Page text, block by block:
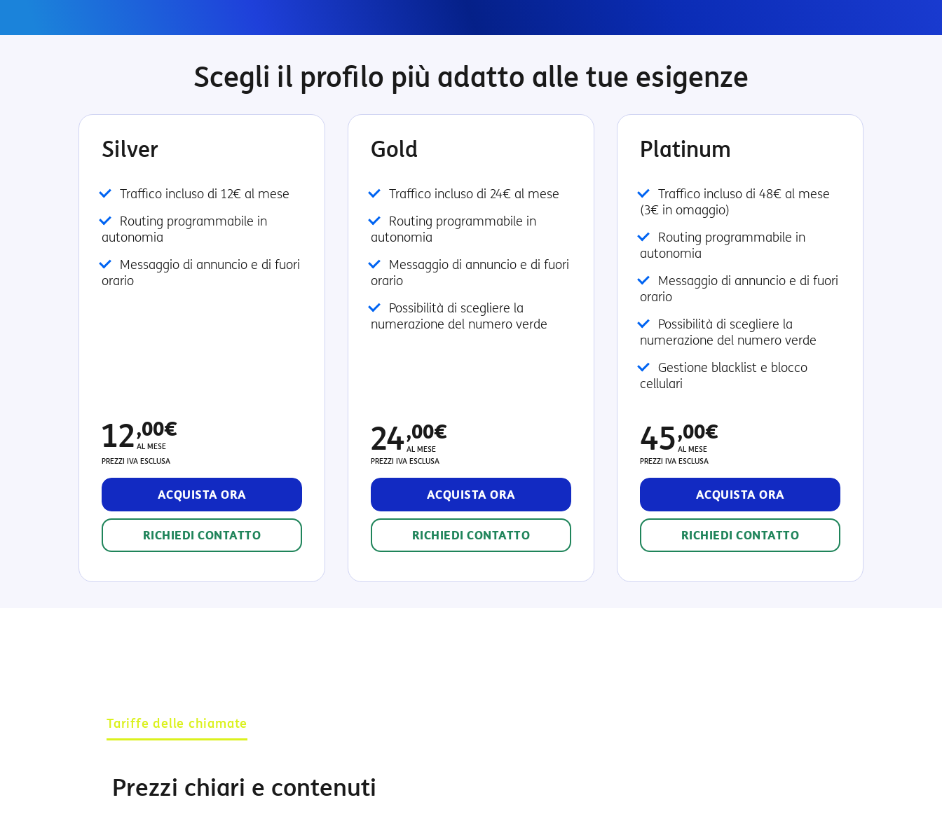
Scegli il profilo più adatto alle tue esigenze
Silver
Traffico incluso di 12€ al mese
Routing programmabile in
autonomia
Messaggio di annuncio e di fuori
orario
12,00€
AL MESE
PREZZI IVA ESCLUSA
ACQUISTA ORA
RICHIEDI CONTATTO
Gold
Traffico incluso di 24€ al mese
Routing programmabile in
autonomia
Messaggio di annuncio e di fuori
orario
Possibilità di scegliere la
numerazione del numero verde
24,00€
AL MESE
PREZZI IVA ESCLUSA
ACQUISTA ORA
RICHIEDI CONTATTO
Platinum
Traffico incluso di 48€ al mese
(3€ in omaggio)
Routing programmabile in
autonomia
Messaggio di annuncio e di fuori
orario
Possibilità di scegliere la
numerazione del numero verde
Gestione blacklist e blocco
cellulari
45,00€
AL MESE
PREZZI IVA ESCLUSA
ACQUISTA ORA
RICHIEDI CONTATTO
Tariffe delle chiamate
Prezzi chiari e contenuti